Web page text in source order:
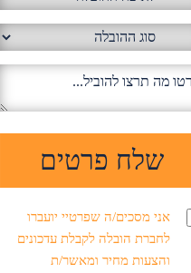
אני מסכים/ה שפרטיי יועברו
לחברת הובלה לקבלת עדכונים
והצעות מחיר ומאשר/ת